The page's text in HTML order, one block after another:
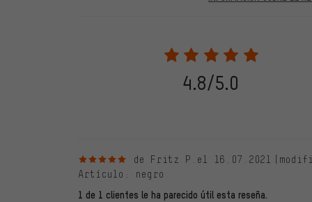
2022 solo se publicarán evaluaciones verificadas, lo
Solo desbloqueamos la evaluación después de
verificadas llevan una marca verde, que se aplica a
28. 05. 2022. Se incluyeron también evaluaciones
evaluado en nuestra tienda. Estos comentarios no
4.8/5.0
5 de 5 estrellasde Fritz P. el 16.07.2021
Artículo : negro
1 de 1 clientes le ha parecido útil esta reseña.